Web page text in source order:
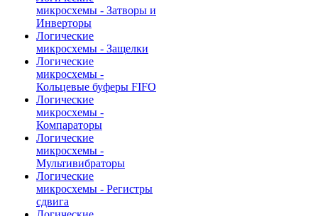
микросхемы - Затворы и
Инверторы
Логические
микросхемы - Защелки
Логические
микросхемы -
Кольцевые буферы FIFO
Логические
микросхемы -
Компараторы
Логические
микросхемы -
Мультивибраторы
Логические
микросхемы - Регистры
сдвига